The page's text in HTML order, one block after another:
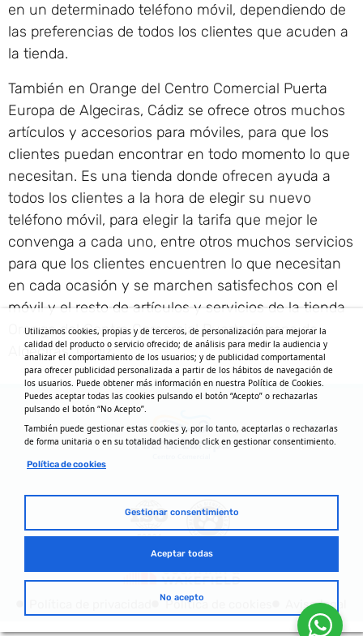
en un determinado teléfono móvil, dependiendo de
las preferencias de todos los clientes que acuden a
la tienda.
También en Orange del Centro Comercial Puerta
Europa de Algeciras, Cádiz se ofrece otros muchos
artículos y accesorios para móviles, para que los
clientes puedan encontrar en todo momento lo que
necesitan. Es una tienda donde ofrecen ayuda a
todos los clientes a la hora de elegir su nuevo
teléfono móvil, para elegir la tarifa que mejor le
convenga a cada uno, entre otros muchos servicios
para que los clientes encuentren lo que necesitan
en cada ocasión y se marchen satisfechos con el
móvil y el resto de artículos y servicios de la tienda
Orange del Centro Comercial Puerta Europa de
Algeciras, Cádiz.
Política de cookies Aviso legal
Utilizamos cookies, propias y de terceros, de personalización para mejorar la
calidad del producto o servicio ofrecido; de análisis para medir la audiencia y
analizar el comportamiento de los usuarios; y de publicidad comportamental
para ofrecer publicidad personalizada a partir de los hábitos de navegación de
los usuarios. Puede obtener más información en nuestra Política de Cookies.
Puedes aceptar todas las cookies pulsando el botón “Acepto” o rechazarlas
pulsando el botón “No Acepto”.
También puede gestionar estas cookies y, por lo tanto, aceptarlas o rechazarlas
de forma unitaria o en su totalidad haciendo click en gestionar consentimiento.
Política de cookies
Gestionar consentimiento
Aceptar todas
No acepto